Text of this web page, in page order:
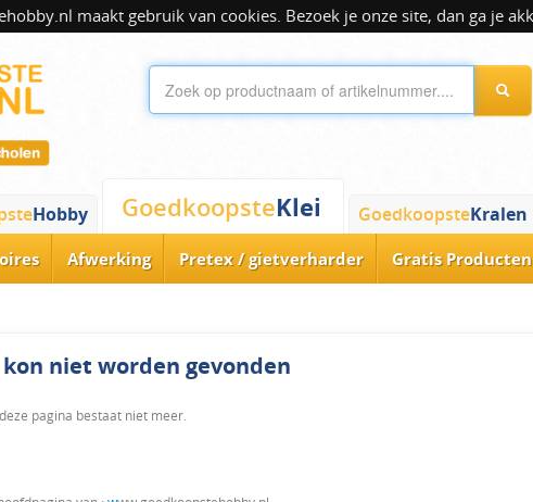
maakt gebruik van cookies. Bezoek je onze site, dan ga je
Hobby GoedkoopsteKlei GoedkoopsteKralen
Afwerking Pretex / gietverharder Gratis Producten
niet worden gevonden
pagina bestaat niet meer.